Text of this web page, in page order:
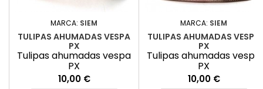
MARCA: SIEM
TULIPAS AHUMADAS VESPA
PX
Tulipas ahumadas vespa
PX
Precio
10,00 €
MARCA: SIEM
TULIPAS AHUMADAS VESPA
PX
Tulipas ahumadas vespa
PX
Precio
10,00 €